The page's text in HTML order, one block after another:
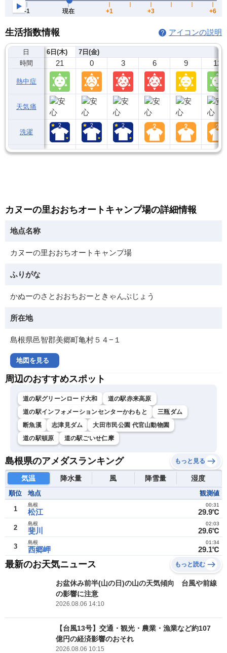
生活指数情報 アイコンの説明
日
時間
熱中症
天気痛
洗濯
6日(木)
21
7日(金)
0 3 6 9 12
カヌーの里おおちオートキャンプ場の詳細情報
地点名称
カヌーの里おおちオートキャンプ場
ふりがな
かぬーのさとおおちおーときゃんぷじょう
所在地
島根県邑智郡美郷町亀村５４−１
地図を見る
周辺のおすすめスポット
道の駅グリーンロード大和
道の駅赤来高原
道の駅インフォメーションセンターかわもと
三瓶ダム
断魚溪
志津見ダム
大田市民公園 代官山動物園
道の駅頓原
道の駅ごいせ仁摩
島根県のアメダスランキング もっと見る
気温 降水量 風 降雪量 湿度
順位 地点 観測値
1 松江
島根
29.9℃
00:31
2 斐川
島根
29.6℃
02:03
3 西郷岬
島根
29.1℃
01:34
最新のお天気ニュース もっと読む
お盆休み前半(山の日)の山の天気傾向 台風や前線
の影響に注意
2026.08.06 14:10
【台風13号】交通・観光・農業・漁業など約107
億円の経済影響のおそれ
2026.08.06 10:15